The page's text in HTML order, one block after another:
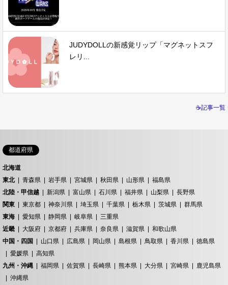
JUDYDOLLの新感覚リップ「マグネットスフ
レリ...
☕記事一覧
都道府県
北海道
東北
青森県 岩手県 宮城県 秋田県 山形県
福島県
北陸・甲信越
新潟県 富山県 石川県 福井県 山梨県
長野県
関東
東京都 神奈川県 埼玉県 千葉県 栃木県 茨城県
群馬県
東海
愛知県 静岡県 岐阜県
三重県
近畿
大阪府 京都府 兵庫県 奈良県 滋賀県
和歌山県
中国・四国
山口県 広島県 岡山県 島根県 鳥取県 香川県
徳島県
愛媛県
高知県
九州・沖縄
福岡県 佐賀県 長崎県 熊本県 大分県 宮崎県
鹿児島県
沖縄県